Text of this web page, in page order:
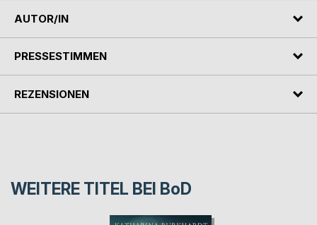
AUTOR/IN
PRESSESTIMMEN
REZENSIONEN
WEITERE TITEL BEI BoD